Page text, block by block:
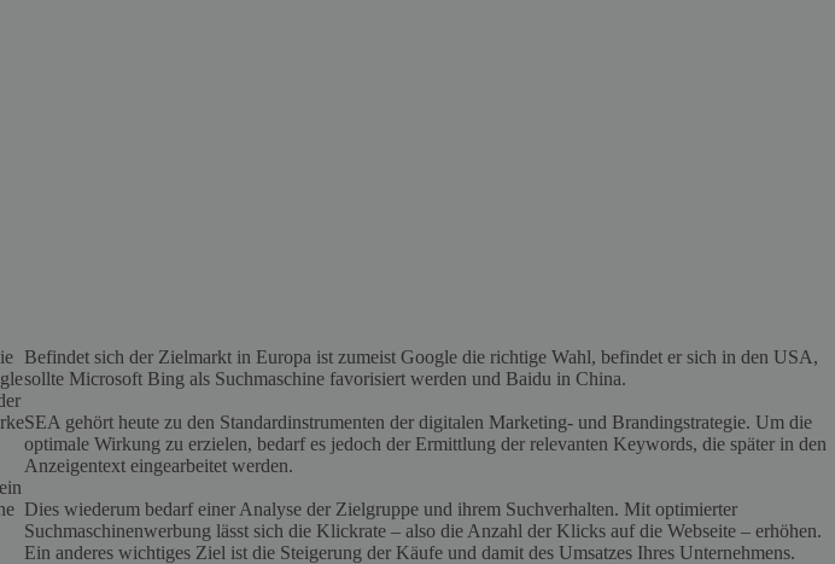
Befindet sich der Zielmarkt in Europa ist zumeist Google die richtige Wahl, befindet er sich in den USA,
sollte Microsoft Bing als Suchmaschine favorisiert werden und Baidu in China.
SEA gehört heute zu den Standardinstrumenten der digitalen Marketing- und Brandingstrategie. Um die
optimale Wirkung zu erzielen, bedarf es jedoch der Ermittlung der relevanten Keywords, die später in den
Anzeigentext eingearbeitet werden.
Dies wiederum bedarf einer Analyse der Zielgruppe und ihrem Suchverhalten. Mit optimierter
Suchmaschinenwerbung lässt sich die Klickrate – also die Anzahl der Klicks auf die Webseite – erhöhen.
Ein anderes wichtiges Ziel ist die Steigerung der Käufe und damit des Umsatzes Ihres Unternehmens.